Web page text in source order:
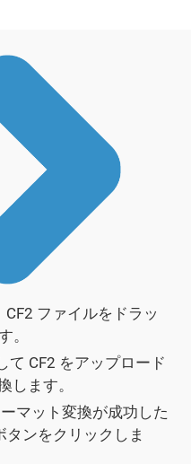
ファイルをドラッ
。
て CF2 をアップロード
します。
マット変換が成功した
ンをクリックしま